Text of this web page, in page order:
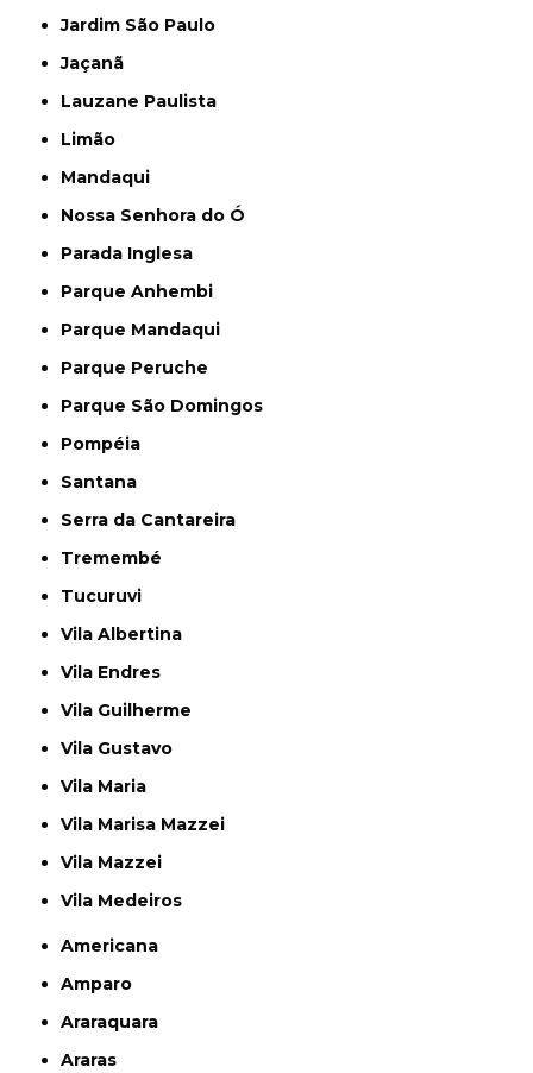
Jardim São Paulo
Jaçanã
Lauzane Paulista
Limão
Mandaqui
Nossa Senhora do Ó
Parada Inglesa
Parque Anhembi
Parque Mandaqui
Parque Peruche
Parque São Domingos
Pompéia
Santana
Serra da Cantareira
Tremembé
Tucuruvi
Vila Albertina
Vila Endres
Vila Guilherme
Vila Gustavo
Vila Maria
Vila Marisa Mazzei
Vila Mazzei
Vila Medeiros
Americana
Amparo
Araraquara
Araras